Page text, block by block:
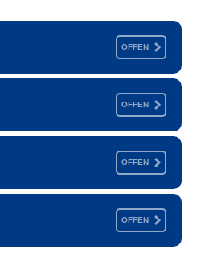
OFFEN
OFFEN
OFFEN
OFFEN